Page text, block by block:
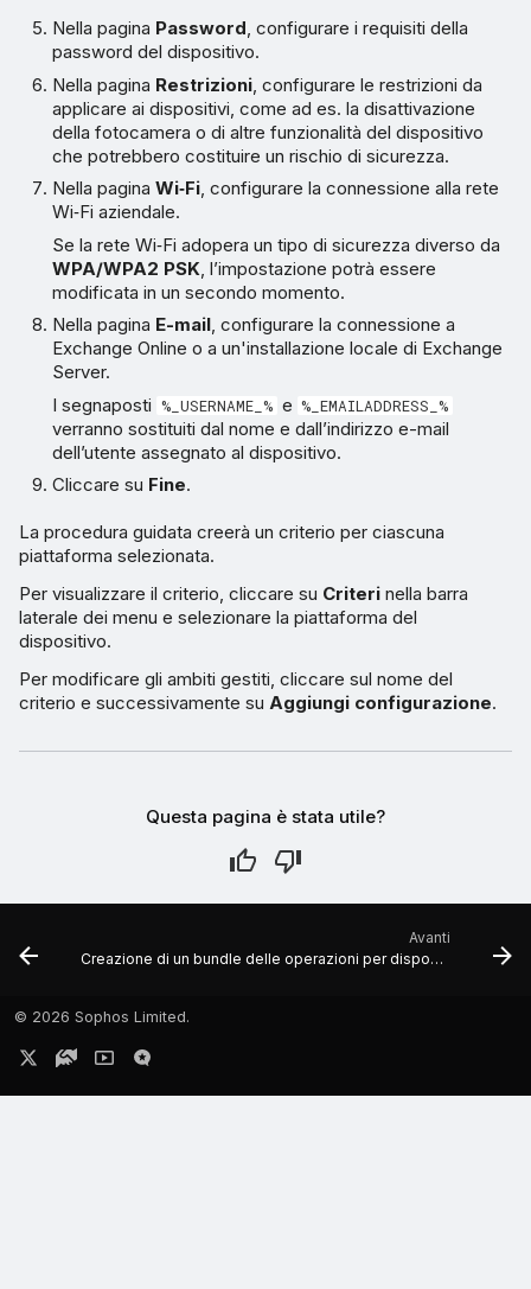
Nella pagina Password, configurare i requisiti della
password del dispositivo.
Nella pagina Restrizioni, configurare le restrizioni da
applicare ai dispositivi, come ad es. la disattivazione
della fotocamera o di altre funzionalità del dispositivo
che potrebbero costituire un rischio di sicurezza.
Nella paginaWi‑Fi, configurare la connessione alla rete
Wi‑Fi aziendale.
Se la rete Wi‑Fi adopera un tipo di sicurezza diverso da
WPA/WPA2 PSK, l’impostazione potrà essere
modificata in un secondo momento.
Nella pagina E-mail, configurare la connessione a
Exchange Online o a un'installazione locale di Exchange
Server.
I segnaposti %_USERNAME_% e %_EMAILADDRESS_%
verranno sostituiti dal nome e dall’indirizzo e-mail
dell’utente assegnato al dispositivo.
Cliccare su Fine.
La procedura guidata creerà un criterio per ciascuna
piattaforma selezionata.
Per visualizzare il criterio, cliccare su Criteri nella barra
laterale dei menu e selezionare la piattaforma del
dispositivo.
Per modificare gli ambiti gestiti, cliccare sul nome del
criterio e successivamente su Aggiungi configurazione.
Questa pagina è stata utile?
Avanti
Creazione di un bundle delle operazioni per dispositivi Android
© 2026 Sophos Limited.